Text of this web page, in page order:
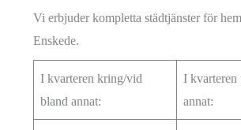
Vi erbjuder kompletta städtjänster för
Enskede.
I kvarteren kring/vid
bland annat:
I kvarteren
annat: